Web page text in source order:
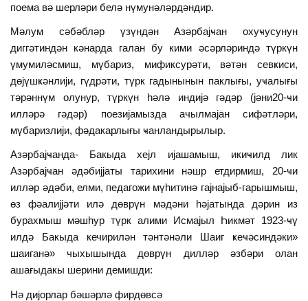
поема вә шерләри белә нүмунәләрдәндир.
Мәлум сәбәбләр үзүндән Азәрбаjҹан охуҹусунун
диггәтиндән кәнарда галан бу кими әсәрләриндә түркүн
үмумиләсмиш, мүбариз, мификсурәти, вәтән севҝиси,
дөjүшҝәнлиjи, гүдрәти, түрк гадынынын паклығы, уҹалығы
тәрәннүм олунур, түркүн һәлә индиjә гәдәр (jәни20-ҹи
илләрә гәдәр) поезиjамызда ачылмаjан сифәтләри,
мүбаризлиjи, фәдакарлығы ҹанландырылыр.
Азәрбаjҹанда- Бакыда хеjл иjашамыш, икиҹилд лик
Азәрбаjҹан әдәбиjjаты тарихини нәшр етдирмиш, 20-ҹи
илләр әдәби, елми, педагожи мүһитинә гаjнаjыб-гарышмыш,
өз фәалиjjәти илә дөврүн мәдәни һәjатында дәрин из
бурахмыш мәшһур түрк алими Исмаjыл Һикмәт 1923-ҹү
илдә Бакыда кечирилән тәнтәнәли Шаиг ҝеҹәсиндәки»
шаиганә» чыхышында дөврүн дилләр әзбәри олан
ашағыдакы шерини демишди:
Нә диjорлар бәшәрлә фирдөвсә